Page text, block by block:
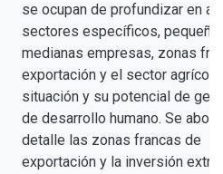
se ocupan de profundizar en
sectores específicos,
medianas empresas, zonas
exportación y el sector
situación y su potencial de
de desarrollo humano. Se
detalle las zonas francas de
exportación y la inversión